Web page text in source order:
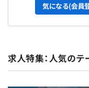
気になる(会員
求人特集：人気の